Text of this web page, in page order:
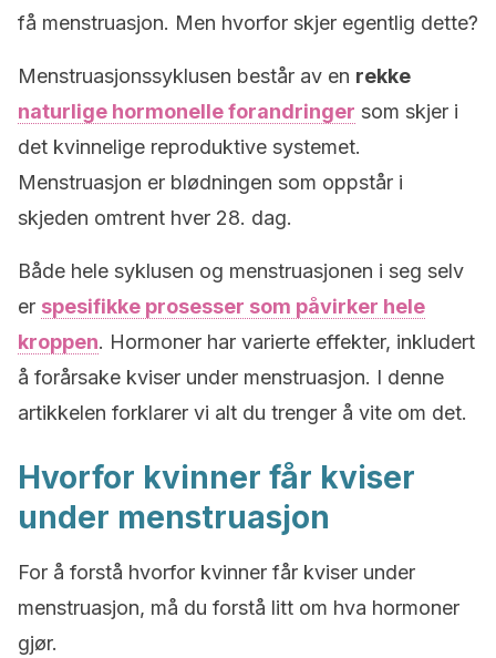
få menstruasjon. Men hvorfor skjer egentlig dette?
Menstruasjonssyklusen består av en rekke
naturlige hormonelle forandringer som skjer i
det kvinnelige reproduktive systemet.
Menstruasjon er blødningen som oppstår i
skjeden omtrent hver 28. dag.
Både hele syklusen og menstruasjonen i seg selv
er spesifikke prosesser som påvirker hele
kroppen. Hormoner har varierte effekter, inkludert
å forårsake kviser under menstruasjon. I denne
artikkelen forklarer vi alt du trenger å vite om det.
Hvorfor kvinner får kviser
under menstruasjon
For å forstå hvorfor kvinner får kviser under
menstruasjon, må du forstå litt om hva hormoner
gjør.